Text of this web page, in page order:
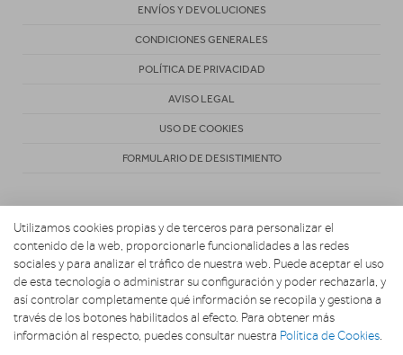
ENVÍOS Y DEVOLUCIONES
CONDICIONES GENERALES
POLÍTICA DE PRIVACIDAD
AVISO LEGAL
USO DE COOKIES
FORMULARIO DE DESISTIMIENTO
Copyright 2026. ACOSTA HOGAR CONFORT Y DESCANSO
Utilizamos cookies propias y de terceros para personalizar el
contenido de la web, proporcionarle funcionalidades a las redes
sociales y para analizar el tráfico de nuestra web. Puede aceptar el uso
de esta tecnología o administrar su configuración y poder rechazarla, y
así controlar completamente qué información se recopila y gestiona a
través de los botones habilitados al efecto. Para obtener más
información al respecto, puedes consultar nuestra Política de Cookies.